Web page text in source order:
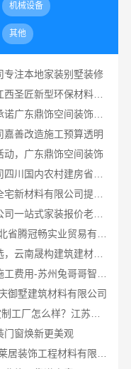
机械设备
其他
专注本地家装别墅装修
当地全包装修哪家好首选江西圣匠新型环保材料有限公司
深圳装修预算清单零增项承诺广东鼎饰空间装饰工程有限公司
善改造施工预算透明
动，广东鼎饰空间装饰
苏州百年豪庭新材料有限公司一站式家装报价老房翻新
复式层构重钢住宅公司优选，云南晟构建筑建材有限公司专业筑家
御墅建筑材料有限公司
东钢科技304不锈钢家具定制工厂怎么样？江苏东钢金属科技有限公司实力评测
门窗焕新更美观